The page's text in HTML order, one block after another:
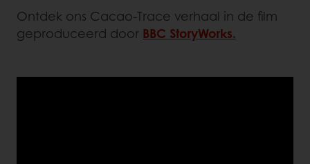
Ontdek ons Cacao-Trace verhaal in de film
geproduceerd door BBC StoryWorks.